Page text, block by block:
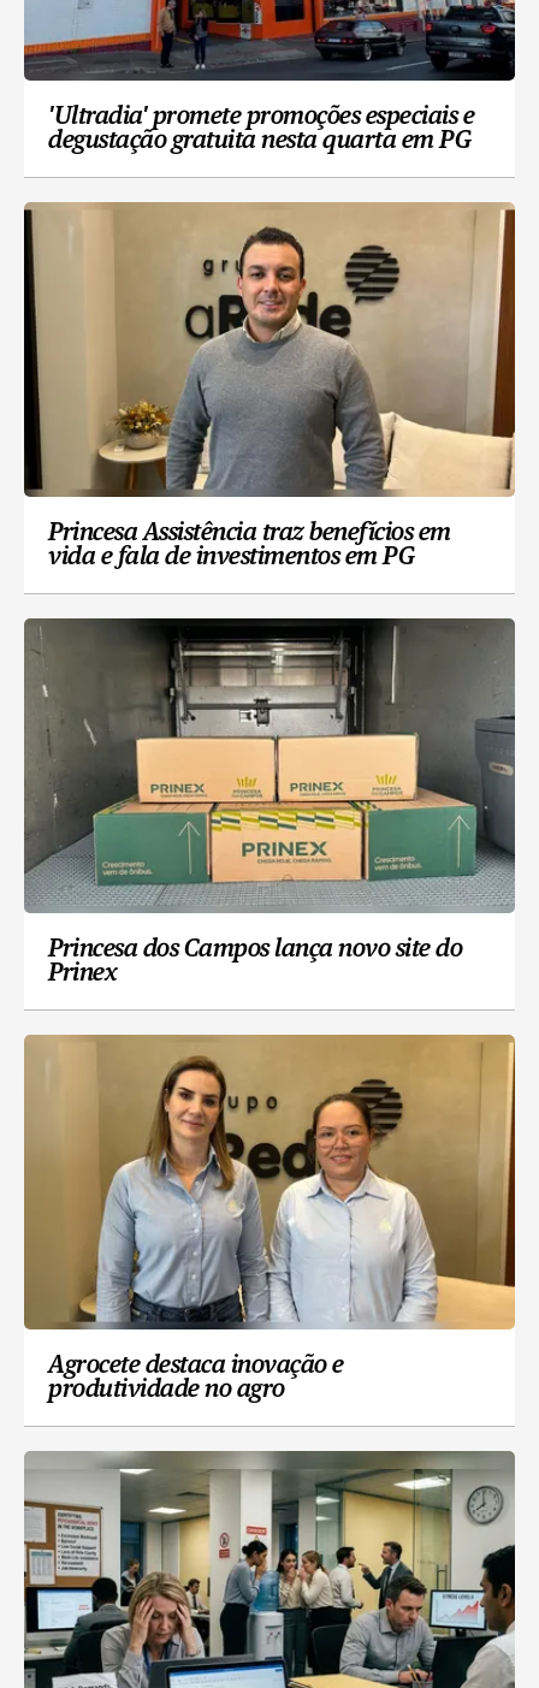
'Ultradia' promete promoções especiais e
degustação gratuita nesta quarta em PG
Princesa Assistência traz benefícios em
vida e fala de investimentos em PG
Princesa dos Campos lança novo site do
Prinex
Agrocete destaca inovação e
produtividade no agro